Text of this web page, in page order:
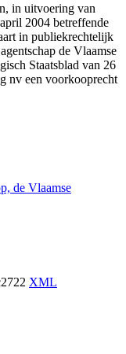
in uitvoering van
2004 betreffende
in publiekrechtelijk
de Vlaamse
Staatsblad van 26
nv een voorkooprecht
de Vlaamse
XML